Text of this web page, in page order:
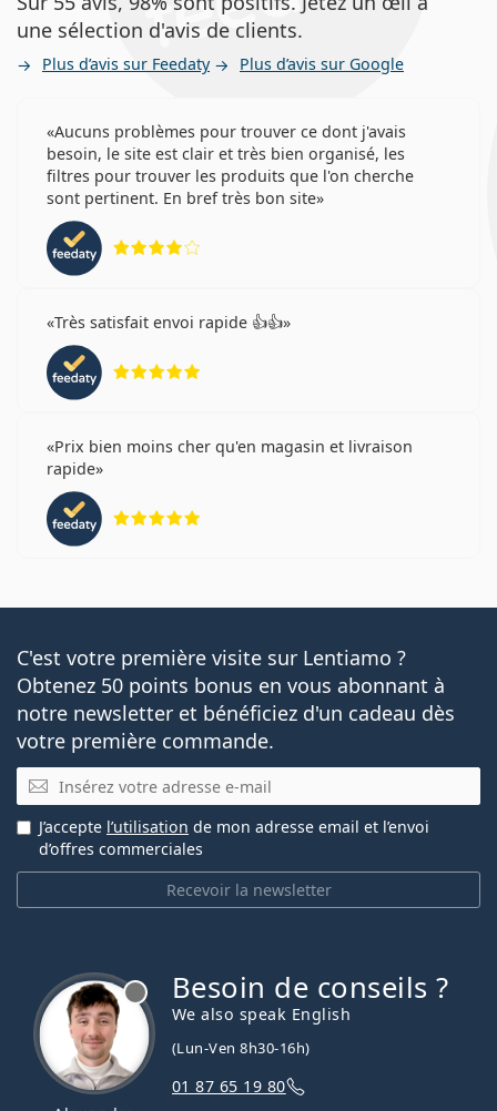
une sélection d'avis de clients.
Plus d’avis sur Feedaty Plus d’avis sur Google
Aucuns problèmes pour trouver ce dont j'avais
besoin, le site est clair et très bien organisé, les
filtres pour trouver les produits que l'on cherche
sont pertinent. En bref très bon site
Très satisfait envoi rapide 👍👍
Prix bien moins cher qu'en magasin et livraison
rapide
C'est votre première visite sur Lentiamo ?
Obtenez 50 points bonus en vous abonnant à
notre newsletter et bénéficiez d'un cadeau dès
votre première commande.
E-mail
Recevoir la newsletter
J’accepte l’utilisation de mon adresse email et l’envoi
d’offres commerciales
Besoin de conseils ?
We also speak English
(Lun-Ven 8h30-16h)
01 87 65 19 80